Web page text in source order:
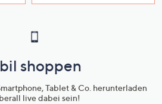
shoppen
Tablet & Co. herunterladen
live dabei sein!